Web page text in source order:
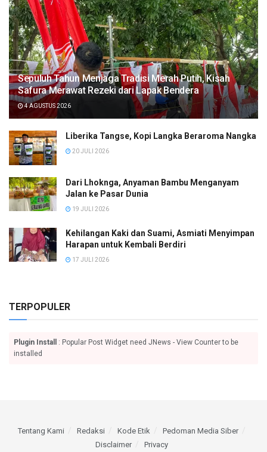
Sepuluh Tahun Menjaga Tradisi Merah Putih, Kisah
Safura Merawat Rezeki dari Lapak Bendera
4 AGUSTUS 2026
Liberika Tangse, Kopi Langka Beraroma Nangka
20 JULI 2026
Dari Lhoknga, Anyaman Bambu Menganyam
Jalan ke Pasar Dunia
19 JULI 2026
Kehilangan Kaki dan Suami, Asmiati Menyimpan
Harapan untuk Kembali Berdiri
17 JULI 2026
TERPOPULER
Plugin Install
: Popular Post Widget need JNews - View Counter to be
installed
Tentang Kami Redaksi Kode Etik
Pedoman Media Siber
Disclaimer
Privacy